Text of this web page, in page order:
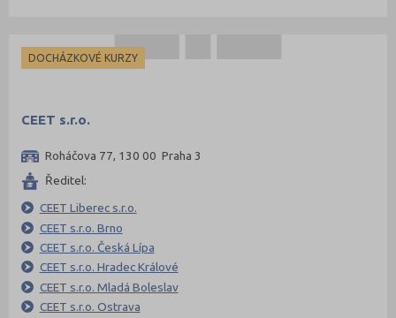
DOCHÁZKOVÉ KURZY
CEET s.r.o.
Roháčova 77, 130 00 Praha 3
Ředitel:
CEET Liberec s.r.o.
CEET s.r.o. Brno
CEET s.r.o. Česká Lípa
CEET s.r.o. Hradec Králové
CEET s.r.o. Mladá Boleslav
CEET s.r.o. Ostrava